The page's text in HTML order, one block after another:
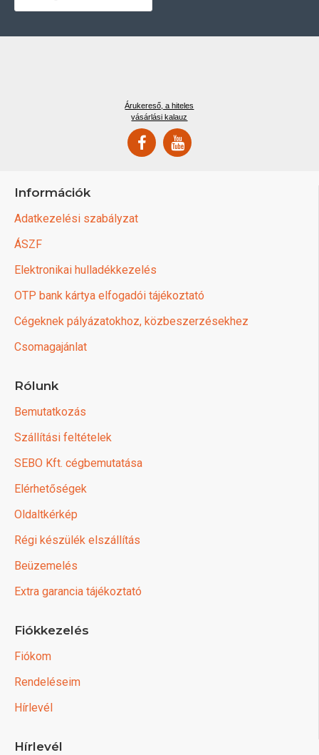
Árukereső, a hiteles
vásárlási kalauz
Információk
Adatkezelési szabályzat
ÁSZF
Elektronikai hulladékkezelés
OTP bank kártya elfogadói tájékoztató
Cégeknek pályázatokhoz, közbeszerzésekhez
Csomagajánlat
Rólunk
Bemutatkozás
Szállítási feltételek
SEBO Kft. cégbemutatása
Elérhetőségek
Oldaltkérkép
Régi készülék elszállítás
Beüzemelés
Extra garancia tájékoztató
Fiókkezelés
Fiókom
Rendeléseim
Hírlevél
Hírlevél